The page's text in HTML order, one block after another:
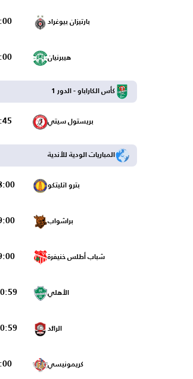
بارتيزان بيوغراد
هيبرنيان
كأس الكاراباو - الدور 1
بريستول سيتي
المباريات الودية للأندية
بترو اتليتكو 8:00
براشواب 9:00
شباب أطلس خنيفرة 9:00
الأهلي
الرائد
كريمونيسي